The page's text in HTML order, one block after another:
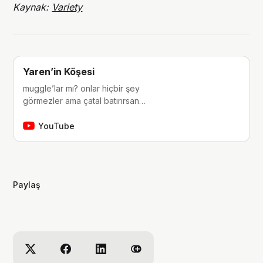
Kaynak: Variety
Yaren’in Köşesi
muggle’lar mı? onlar hiçbir şey
görmezler ama çatal batırırsan
çocukluğumdan beri tutkunu olduğum
de bana eşlik etmek isterseniz,
YouTube
Paylaş